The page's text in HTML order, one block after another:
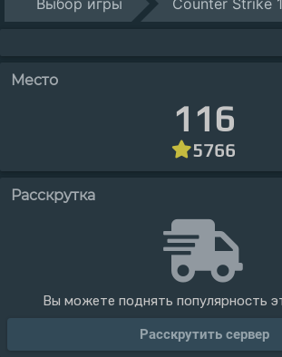
Выбор игры Counter Strike
Место
116
5766
Расскрутка
Вы можете поднять популярность
Расскрутить сервер